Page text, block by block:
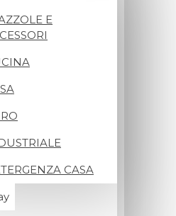
E
CASA